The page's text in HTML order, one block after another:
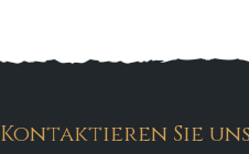
Kontaktieren Sie